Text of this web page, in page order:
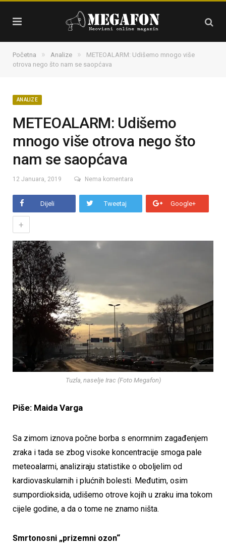
Početna » Analize »
METEOALARM: Udišemo mnogo više
otrova nego što nam se saopćava
ANALIZE
METEOALARM: Udišemo
mnogo više otrova nego što
nam se saopćava
12 Januara, 2019 Nema komentara
Dijeli Tweetaj Google+
+
Tuzla, naselje Irac (Foto Megafon)
Piše: Maida Varga
Sa zimom iznova počne borba s enormnim zagađenjem
zraka i tada se zbog visoke koncentracije smoga pale
meteoalarmi, analiziraju statistike o oboljelim od
kardiovaskularnih i plućnih bolesti. Međutim, osim
sumpordioksida, udišemo otrove kojih u zraku ima tokom
cijele godine, a da o tome ne znamo ništa.
Smrtonosni „prizemni ozon“